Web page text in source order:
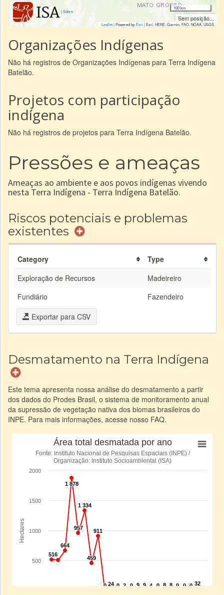
|Sobre
100 km
Sem posição...
Leaflet| Powered byEsri|Esri, HERE, Garmin, FAO, NOAA, USGS
Organizações Indígenas
Não há registros de Organizações Indígenas para Terra Indígena
Batelão.
Projetos com participação
indígena
Não há registros de projetos para Terra Indígena Batelão.
Pressões e ameaças
Ameaças ao ambiente e aos povos indígenas vivendo
nesta Terra Indígena - Terra Indígena Batelão.
Riscos potenciais e problemas
existentes
Category
Type
Exploração de Recursos
Madeireiro
Fundiário
Fazendeiro
Exportar para CSV
Desmatamento na Terra Indígena
Este tema apresenta nossa análise do desmatamento a partir
dos dados do Prodes Brasil, o sistema de monitoramento anual
da supressão de vegetação nativa dos biomas brasileiros do
INPE. Para mais informações, acesse nosso FAQ.